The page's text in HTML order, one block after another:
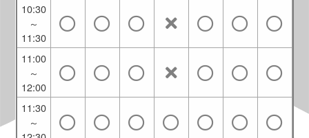
10:30
～
11:30
11:00
～
12:00
11:30
～